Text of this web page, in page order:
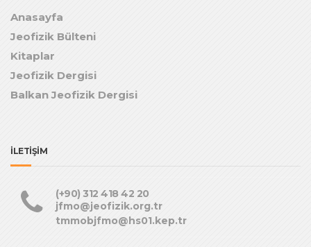
Anasayfa
Jeofizik Bülteni
Kitaplar
Jeofizik Dergisi
Balkan Jeofizik Dergisi
İLETİŞİM
(+90) 312 418 42 20
jfmo@jeofizik.org.tr
tmmobjfmo@hs01.kep.tr